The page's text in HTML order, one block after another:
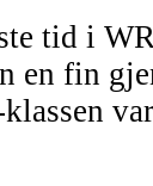
tid i
en fin